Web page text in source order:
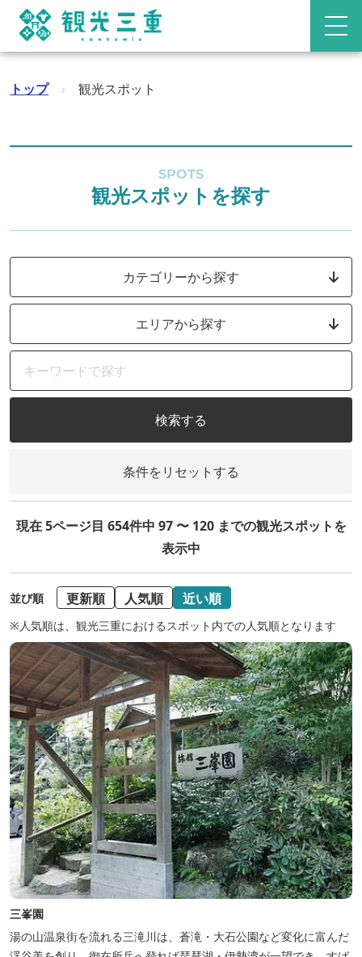
トップ › 観光スポット
SPOTS
観光スポットを探す
カテゴリーから探す
エリアから探す
検索する
条件をリセットする
現在 5ページ目 654件中 97 〜 120 までの観光スポットを
表示中
並び順 更新順 人気順 近い順
※人気順は、観光三重におけるスポット内での人気順となります
三峯園
湯の山温泉街を流れる三滝川は、蒼滝・大石公園など変化に富んだ